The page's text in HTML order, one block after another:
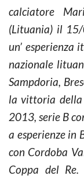
calciatore
(Lituania) il
un’
nazionale
Sampdoria,
la vittoria della
2013, serie B
a esperienze in
con Cordoba
Coppa del